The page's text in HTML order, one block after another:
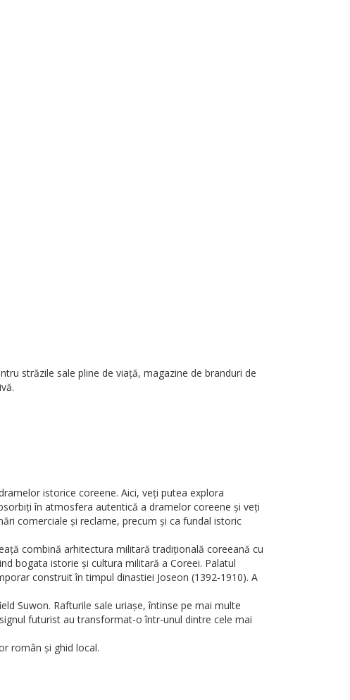
străzile sale pline de viață, magazine de branduri de
istorice coreene. Aici, veți putea explora
în atmosfera autentică a dramelor coreene și veți
comerciale și reclame, precum și ca fundal istoric
combină arhitectura militară tradițională coreeană cu
bogata istorie și cultura militară a Coreei. Palatul
construit în timpul dinastiei Joseon (1392-1910). A
Suwon. Rafturile sale uriașe, întinse pe mai multe
futurist au transformat-o într-unul dintre cele mai
român și ghid local.